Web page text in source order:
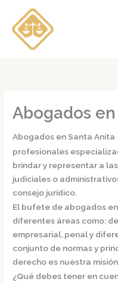
contenido
Abogados
Abogados en Santa Anita
profesionales
brindar y representar a
judiciales o
consejo jurídico.
El bufete de abogados
diferentes áreas como:
empresarial, penal y
conjunto de normas y
derecho es nuestra
¿Qué debes tener en